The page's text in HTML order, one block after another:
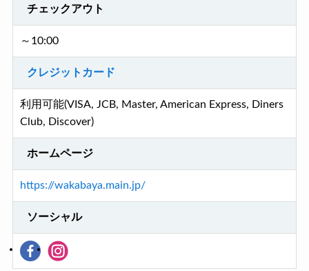
チェックアウト
～10:00
クレジットカード
利用可能(VISA, JCB, Master, American Express, Diners
Club, Discover)
ホームページ
https://wakabaya.main.jp/
ソーシャル